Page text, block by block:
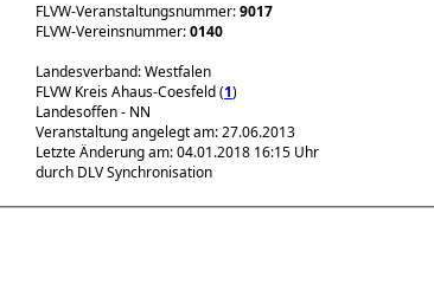
FLVW-Veranstaltungsnummer:9017
FLVW-Vereinsnummer:0140
Landesverband: Westfalen
FLVW Kreis Ahaus-Coesfeld (1)
Landesoffen - NN
Veranstaltung angelegt am: 27.06.2013
Letzte Änderung am: 04.01.2018 16:15 Uhr
durch DLV Synchronisation